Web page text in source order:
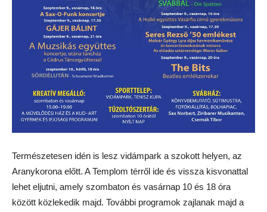
Természetesen idén is lesz vidámpark a szokott helyen, az
Aranykorona előtt. A Templom térről ide és vissza kisvonattal
lehet eljutni, amely szombaton és vasárnap 10 és 18 óra
között közlekedik majd. További programok zajlanak majd a